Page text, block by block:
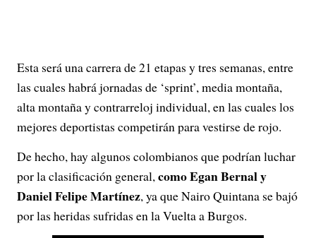
Esta será una carrera de 21 etapas y tres semanas, entre
las cuales habrá jornadas de ‘sprint’, media montaña,
alta montaña y contrarreloj individual, en las cuales los
mejores deportistas competirán para vestirse de rojo.
De hecho, hay algunos colombianos que podrían luchar
por la clasificación general,como Egan Bernal y
Daniel Felipe Martínez, ya que Nairo Quintana se bajó
por las heridas sufridas en la Vuelta a Burgos.